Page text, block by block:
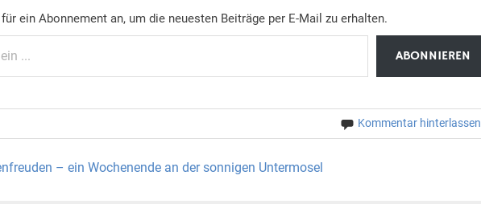
ein Abonnement an, um die neuesten Beiträge per E-Mail zu erhalten.
ABONNIEREN
Kommentar hinterlassen
– ein Wochenende an der sonnigen Untermosel